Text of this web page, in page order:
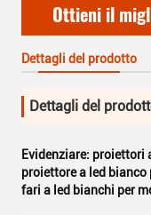
Ottieni il
Dettagli del prodotto
Dettagli del
Evidenziare: proiettori
proiettore a led bianco
fari a led bianchi per